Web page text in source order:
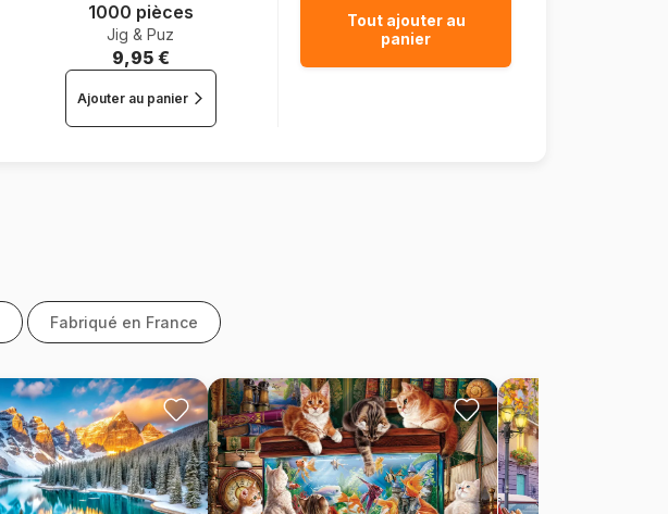
1000 pièces
Jig & Puz
9,95 €
Ajouter au panier
Tout ajouter au
panier
Fabriqué en France